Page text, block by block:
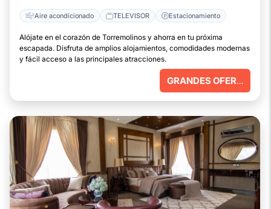
Aire acondicionado TELEVISOR Estacionamiento
Alójate en el corazón de Torremolinos y ahorra en tu próxima
escapada. Disfruta de amplios alojamientos, comodidades modernas
y fácil acceso a las principales atracciones.
GRANDES OFERTAS